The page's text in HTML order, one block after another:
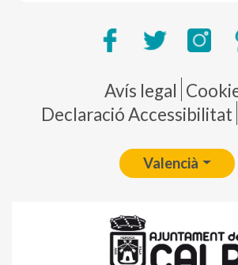
Pie
Avís legal
Declaració Accessibilitat
Valencià